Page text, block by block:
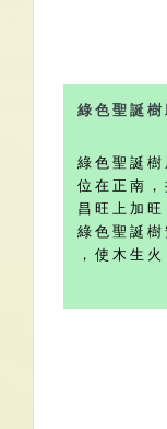
綠 色 聖 誕 樹
綠 色 聖 誕 樹
位 在 正 南 ，
昌 旺 上 加 旺
綠 色 聖 誕 樹
， 使 木 生 火